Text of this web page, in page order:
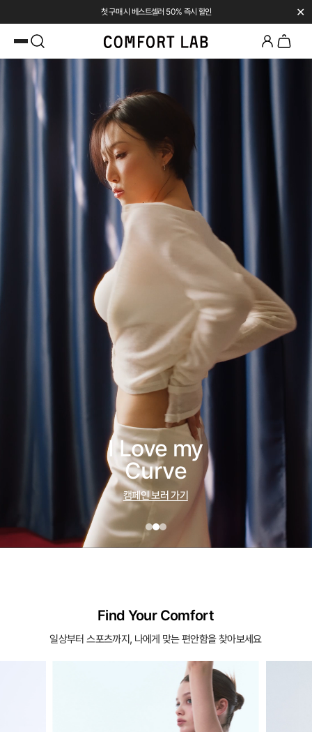
첫 구매 시 베스트셀러 50% 즉시 할인 ✕
I Love my
Curve
캠페인 보러 가기
Find Your Comfort
일상부터 스포츠까지, 나에게 맞는 편안함을 찾아보세요